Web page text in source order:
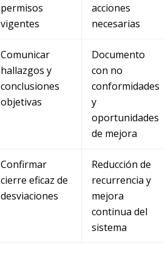
permisos
vigentes
acciones
necesarias
Comunicar
hallazgos y
conclusiones
objetivas
Documento
con no
conformidades
y
oportunidades
de mejora
Confirmar
cierre eficaz de
desviaciones
Reducción de
recurrencia y
mejora
continua del
sistema